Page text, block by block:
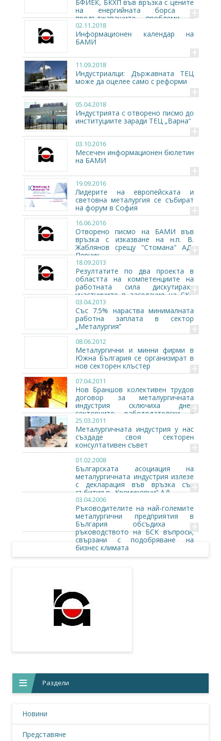
БФИЕК, БКХП във връзка с цените
на енергийната борса и
продължаващите проблеми в
енергетиката
+
02.11.2018
Информационен календар на
БАМИ
+
11.09.2018
Индустриалци: Държавната ТЕЦ
може да оцелее само с реформи
+
05.04.2018
Индустрията с отворено писмо до
институциите заради ТЕЦ „Варна“
+
03.10.2016
Месечен информационен бюлетин
на БАМИ
+
19.09.2016
Лидерите на европейската и
световна металургия се събират
на форум в София
+
16.06.2016
Отворено писмо на БАМИ във
връзка с изказване на н.п. В.
Жаблянов срещу "Стомана" АД-
Перник
+
18.09.2013
Резултатите по два проекта в
областта на компетенциите на
работната сила дискутираха
участниците в заседание на СКС
„Металургия"
+
03.04.2013
Със 7.5% нараства минималната
работна заплата в сектор
„Металургия”
+
08.06.2012
Металургични и минни фирми в
Южна България се организират в
нов секторен клъстер
+
07.04.2011
Нов Браншов колективен трудов
договор за металургичната
индустрия сключиха днес
секторните работодателски и
синдикални организации
+
25.03.2011
Металургичната индустрия у нас
създаде своя секторен
консултативен съвет
+
01.02.2008
Българската асоциация на
металургичната индустрия излезе
с декларация във връзка със
събития в „Кремиковци” АД
+
03.04.2006
Ръководителите на най-големите
металургични предприятия в
България обсъдиха с
ръководството на БСК въпроси,
свързани с подобряване на
бизнес климата
+
Раздели
Новини
Представяне